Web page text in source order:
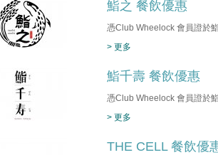
鮨之 餐飲優惠
憑Club Wheelock 會員證於
> 更多
鮨千壽 餐飲優惠
憑Club Wheelock 會員證於
> 更多
THE CELL 餐飲優